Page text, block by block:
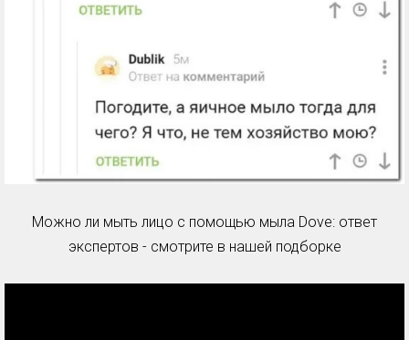
Можно ли мыть лицо с помощью мыла Dove: ответ
экспертов - смотрите в нашей подборке